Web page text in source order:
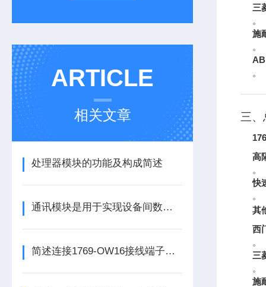
ARTICLE
相关文章
处理器模块的功能及构成简述
通讯模块是用于实现设备间数据传输与通信的集成化硬件组件
简述连接1769-OW16接线端子所需要注意的事项
三
。
施
。
。
三、
高
。
快
。
其
西
。
三
。
施